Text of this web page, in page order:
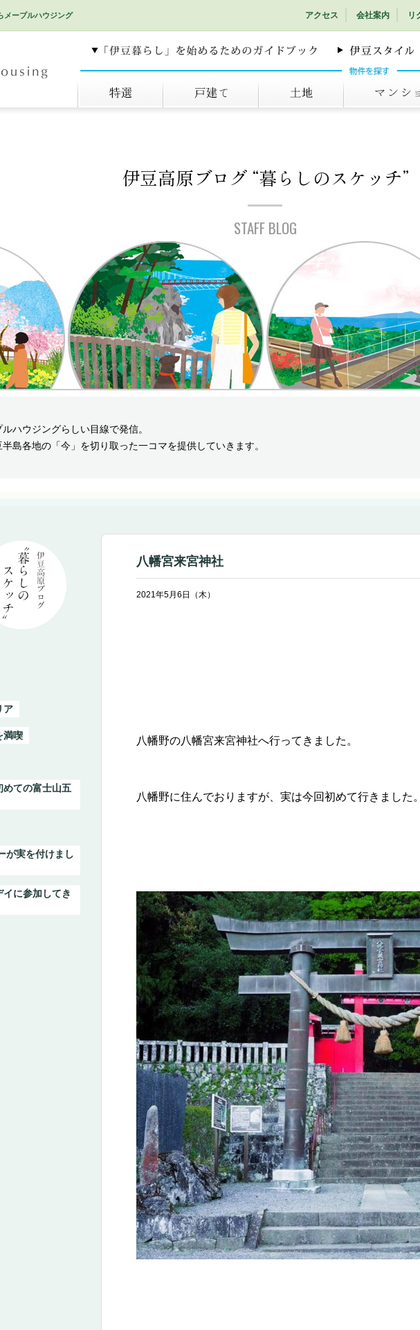
メープルハウジング アクセス 会社案内 リ
伊豆高原ブログ “暮らしのスケッチ”
STAFF BLOG
ハウジングらしい目線で発信。
島各地の「今」を切り取った一コマを提供していきます。
八幡宮来宮神社
2021年5月6日（木）
八幡野の八幡宮来宮神社へ行ってきました。
八幡野に住んでおりますが、実は今回初めて行きました
ア
満喫
めての富士山五
が実を付けまし
に参加してき